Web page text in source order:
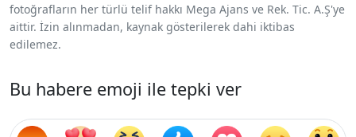
fotoğrafların her türlü telif hakkı Mega Ajans ve Rek. Tic. A.Ş'ye
aittir. İzin alınmadan, kaynak gösterilerek dahi iktibas
edilemez.
Bu habere emoji ile tepki ver